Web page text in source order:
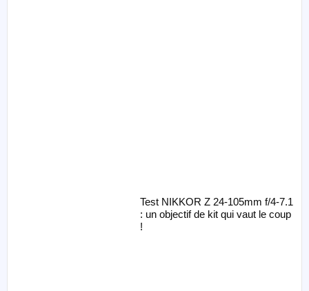
Test NIKKOR Z 24-105mm f/4-7.1
: un objectif de kit qui vaut le coup
!